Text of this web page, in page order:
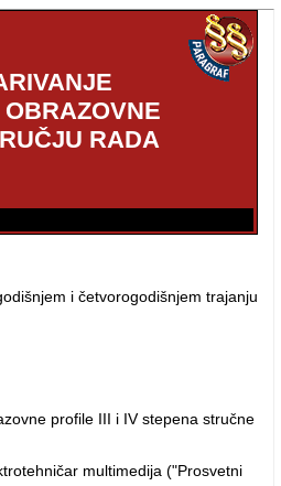
RADA
i četvorogodišnjem trajanju
profile III i IV stepena stručne
multimedija ("Prosvetni